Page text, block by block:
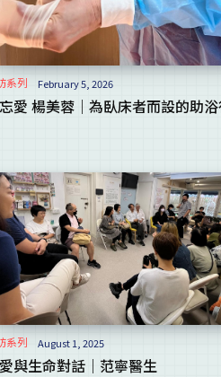
系列 February 5, 2026
愛 楊美蓉｜為臥床者而設的助
系列 August 1, 2025
與生命對話｜范寧醫生